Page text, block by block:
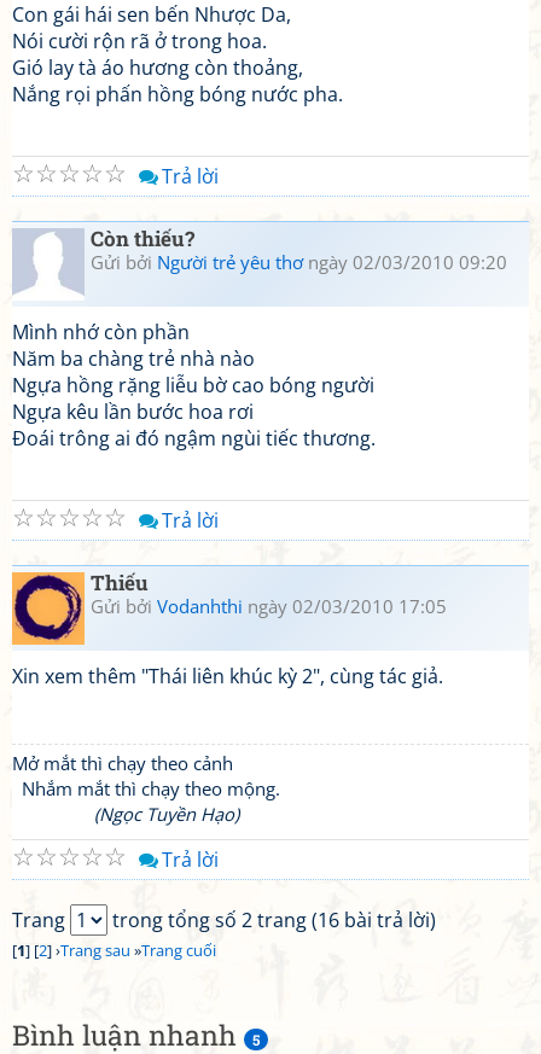
Bình luận nhanh 5
Con gái hái sen bến Nhược Da,
Nói cười rộn rã ở trong hoa.
Gió lay tà áo hương còn thoảng,
Nắng rọi phấn hồng bóng nước pha.
☆
☆
☆
☆
☆ Trả lời
Còn thiếu?
Gửi bởi Người trẻ yêu thơngày 02/03/2010 09:20
Mình nhớ còn phần
Năm ba chàng trẻ nhà nào
Ngựa hồng rặng liễu bờ cao bóng người
Ngựa kêu lần bước hoa rơi
Đoái trông ai đó ngậm ngùi tiếc thương.
☆
☆
☆
☆
☆ Trả lời
Thiếu
Gửi bởi Vodanhthi ngày 02/03/2010 17:05
Xin xem thêm "Thái liên khúc kỳ 2", cùng tác giả.
Mở mắt thì chạy theo cảnh
Nhắm mắt thì chạy theo mộng.
(Ngọc Tuyền Hạo)
☆
☆
☆
☆
☆ Trả lời
Trang trong tổng số 2 trang (16 bài trả lời)
[1] [2] ›Trang sau »Trang cuối